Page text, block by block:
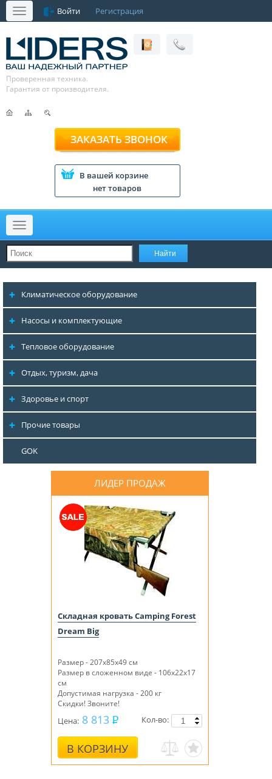
Меню Войти Регистрация
Проверенная техника.
Гарантия от производителя.
ЗАКАЗАТЬ ЗВОНОК
В вашей корзине
нет товаров
Меню
Климатическое оборудование
Насосы и комплектующие
Тепловое оборудование
Отдых, туризм, дача
Здоровье и спорт
Прочие товары
GOK
ЛИДЕР ПРОДАЖ
Складная кровать Camping Forest
Dream Big
Размер - 207x85x49 см
Размер в сложенном виде - 106х22х17
см
Допустимая нагрузка - 200 кг
Скидки! Звоните!
Цена: 8 813
В КОРЗИНУ
Кол-во: